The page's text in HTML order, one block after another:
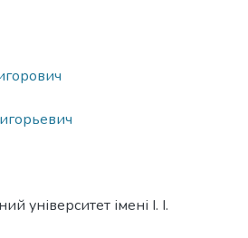
університет імені І. І.